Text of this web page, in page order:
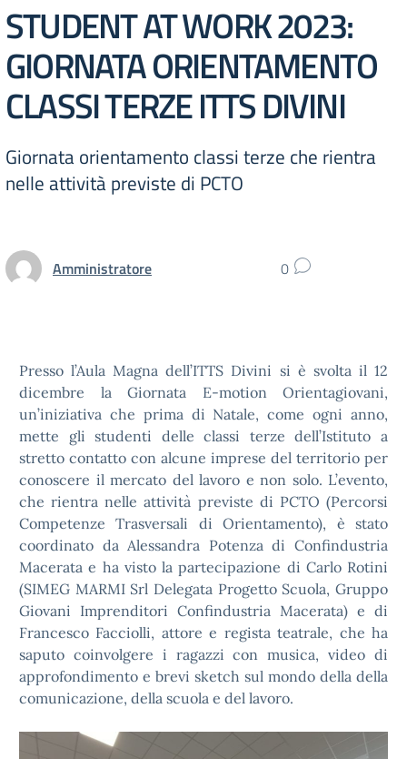
STUDENT AT WORK 2023:
GIORNATA ORIENTAMENTO
CLASSI TERZE ITTS DIVINI
Giornata orientamento classi terze che rientra
nelle attività previste di PCTO
Amministratore 0
Presso l’Aula Magna dell’ITTS Divini si è svolta il 12
dicembre la Giornata E-motion Orientagiovani,
un’iniziativa che prima di Natale, come ogni anno,
mette gli studenti delle classi terze dell’Istituto a
stretto contatto con alcune imprese del territorio per
conoscere il mercato del lavoro e non solo. L’evento,
che rientra nelle attività previste di PCTO (Percorsi
Competenze Trasversali di Orientamento), è stato
coordinato da Alessandra Potenza di Confindustria
Macerata e ha visto la partecipazione di Carlo Rotini
(SIMEG MARMI Srl Delegata Progetto Scuola, Gruppo
Giovani Imprenditori Confindustria Macerata) e di
Francesco Facciolli, attore e regista teatrale, che ha
saputo coinvolgere i ragazzi con musica, video di
approfondimento e brevi sketch sul mondo della della
comunicazione, della scuola e del lavoro.